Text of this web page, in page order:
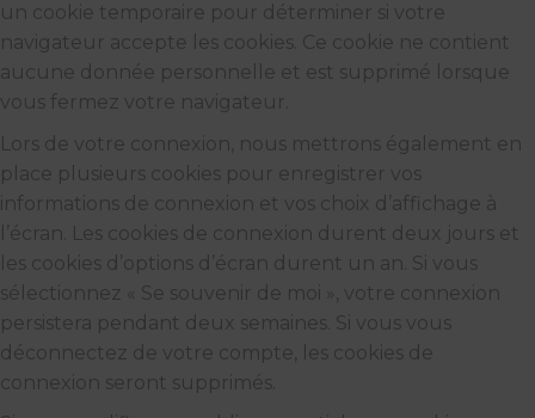
un cookie temporaire pour déterminer si votre
navigateur accepte les cookies. Ce cookie ne contient
aucune donnée personnelle et est supprimé lorsque
vous fermez votre navigateur.
Lors de votre connexion, nous mettrons également en
place plusieurs cookies pour enregistrer vos
informations de connexion et vos choix d’affichage à
l’écran. Les cookies de connexion durent deux jours et
les cookies d’options d’écran durent un an. Si vous
sélectionnez « Se souvenir de moi », votre connexion
persistera pendant deux semaines. Si vous vous
déconnectez de votre compte, les cookies de
connexion seront supprimés.